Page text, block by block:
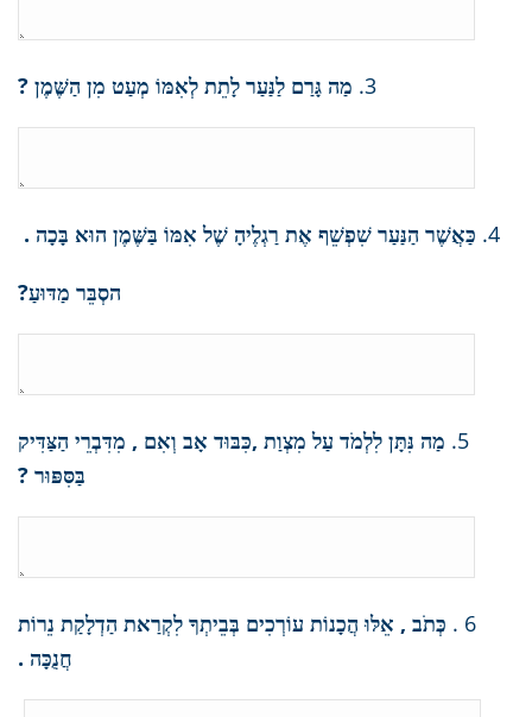
3. מַה גָּרַם לַנַּעַר לָתֵת לְאִמּוֹ מְעַט מִן הַשֶּׁמֶן ?
4. כַּאֲשֶׁר הַנַּעַר שִׁפְשֵׁף אֶת רַגְלֶיהָ שֶׁל אִמּוֹ בַּשֶּׁמֶן הוּא בָּכָה .
הסְבֵּר מַדּוּעַ?
5. מַה נִּתָּן לִלְמֹד עַל מִצְוַת ,כִּבּוּד אָב וְאִם , מִדִּבְרֵי הַצַּדִּיק
בַּסִּפּוּר ?
6 .
כְּתֹב , אֵלּוּ הֲכָנוֹת עוֹרְכִים בְּבֵיתְךָ לִקְרַאת הַדְלָקַת נֵרוֹת
חֲנֻכָּה .